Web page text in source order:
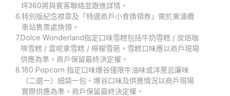
坪360將與賓客聯絡並跟進詳情。
6.特別版紀念襟章及「特選商戶小食換領券」需於東涌纜
車站售票處換領。
7.Dolce Wonderland指定口味雪糕包括牛奶雪糕 / 炭焙咖
啡雪糕 / 雲呢拿雪糕 / 檸檬雪葩。雪糕口味應以商戶現場
供應為準。商戶保留最終決定權。
8.180 Popcorn 指定口味爆谷僅限牛油味或洋蔥忌廉味
（二選一）細袋一包。爆谷口味及供應情況以商戶現場
實際供應為準。商戶保留最終決定權。